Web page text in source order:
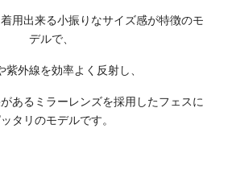
用出来る小振りなサイズ感が特徴のモ
デルで、
紫外線を効率よく反射し、
あるミラーレンズを採用したフェスに
タリのモデルです。